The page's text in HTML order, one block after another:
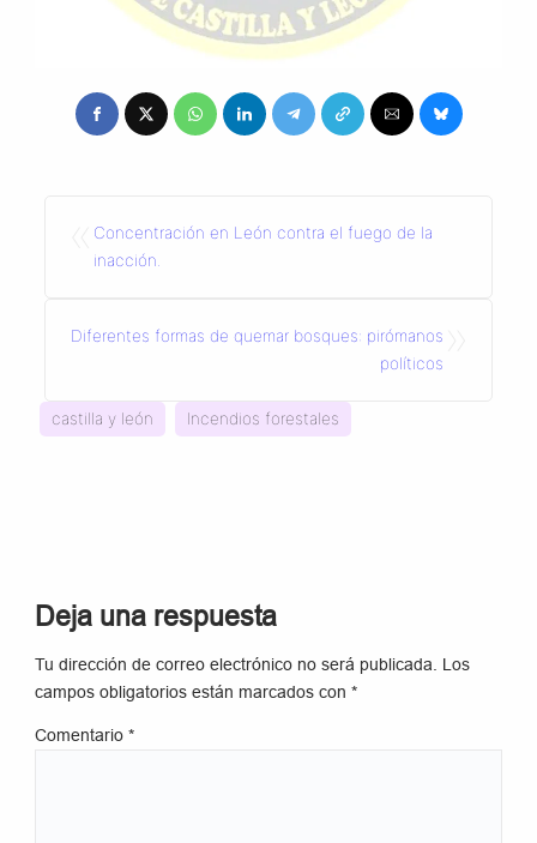
Concentración en León contra el fuego de la
inacción.
Diferentes formas de quemar bosques: pirómanos
políticos
castilla y león Incendios forestales
Deja una respuesta
Tu dirección de correo electrónico no será publicada.
Los
campos obligatorios están marcados con*
Comentario*